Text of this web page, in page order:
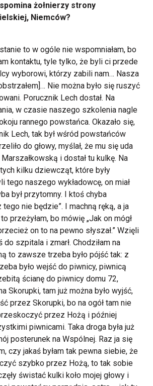
żołnierzy strony
Niemców?
to w ogóle nie wspomniałam, bo
kontaktu, tyle tylko, że byli ci przede
wyborowi, którzy zabili nam… Nasza
Nie można było się ruszyć
Porucznik Lech dostał. Na
w czasie naszego szkolenia nagle
rannego powstańca. Okazało się,
Lech, tak był wśród powstańców
do głowy, myślał, że mu się uda
i dostał tu kulkę. Na
kilku dziewcząt, które były
tego naszego wykładowcę, on miał
był przytomny. I ktoś chyba
tego nie będzie”. I machną ręką, a ja
przeżyłam, bo mówię „Jak on mógł
on to na pewno słyszał.” Wzięli
szpitala i zmarł. Chodziłam na
to zawsze trzeba było pójść tak: z
było wejść do piwnicy, piwnicą
ścianę do piwnicy domu 72,
Skorupki, tam już można było wyjść,
przez Skorupki, bo na ogół tam nie
przez Hożą i później
piwnicami. Taka droga była już
posterunek na Wspólnej. Raz ja się
czy jakaś byłam tak pewna siebie, że
szybko przez Hożą, to tak sobie
świstać kulki koło mojej głowy i